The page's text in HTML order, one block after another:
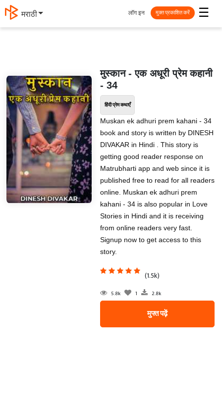
मराठी ☰
लॉग इन मुक्त प्रकाशित करें
मुस्कान - एक अधूरी प्रेम कहानी
- 34
हिंदी प्रेम कथाएँ
Muskan ek adhuri prem kahani - 34
book and story is written by DINESH
DIVAKAR in Hindi . This story is
getting good reader response on
Matrubharti app and web since it is
published free to read for all readers
online. Muskan ek adhuri prem
kahani - 34 is also popular in Love
Stories in Hindi and it is receiving
from online readers very fast.
Signup now to get access to this
story.
(1.5k)
5.8k 1 2.8k
मुफ्त पढ़ें